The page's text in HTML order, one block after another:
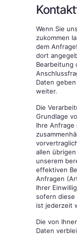
Wenn Sie
zukommen
dem
dort
Bearbeitung
Daten
weiter.
Die
Grundlage
Ihre Anfrage
allen
unserem
effektiven
Anfragen
Ihrer
sofern diese
ist jederzeit
Die von
Daten